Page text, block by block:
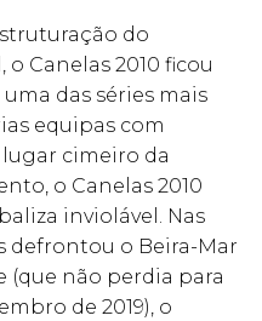
do
Canelas 2010 ficou
das séries mais
equipas com
cimeiro da
o Canelas 2010
inviolável. Nas
defrontou o Beira-Mar
(que não perdia para
de 2019), o